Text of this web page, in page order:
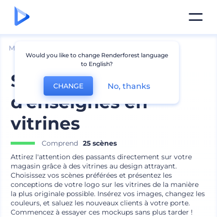
Mockups
Set de mockups
d'enseignes en
vitrines
Comprend
25 scènes
Attirez l'attention des passants directement sur votre
magasin grâce à des vitrines au design attrayant.
Choisissez vos scènes préférées et présentez les
conceptions de votre logo sur les vitrines de la manière
la plus originale possible. Insérez vos images, changez les
couleurs, et saluez les nouveaux clients à votre porte.
Commencez à essayer ces mockups sans plus tarder !
Would you like to change Renderforest language
to English?
CHANGE No, thanks